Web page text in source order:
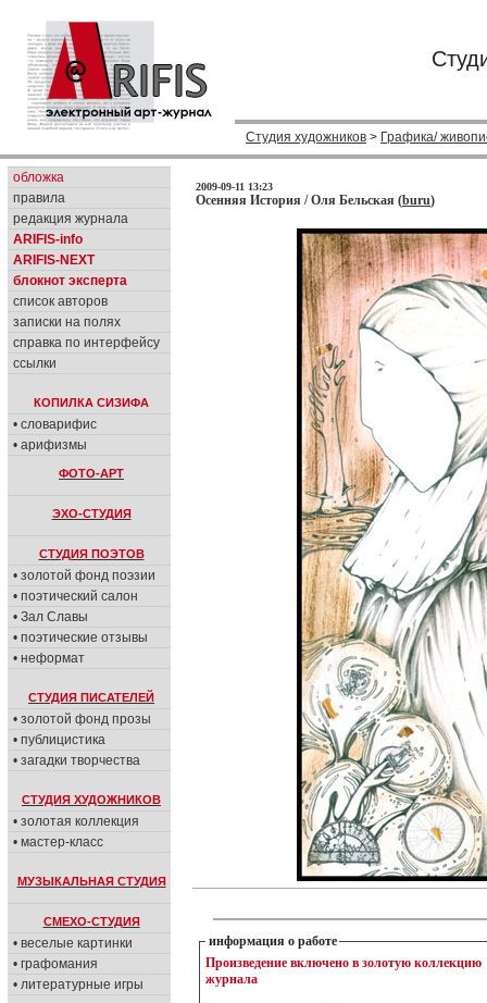
Студия художников > Графика/
обложка
правила
редакция журнала
ARIFIS-info
ARIFIS-NEXT
блокнот эксперта
список авторов
записки на полях
справка по интерфейсу
ссылки
КОПИЛКА СИЗИФА
• словарифис
• арифизмы
ФОТО-АРТ
ЭХО-СТУДИЯ
СТУДИЯ ПОЭТОВ
• золотой фонд поэзии
• поэтический салон
• Зал Славы
• поэтические отзывы
• неформат
СТУДИЯ ПИСАТЕЛЕЙ
• золотой фонд прозы
• публицистика
• загадки творчества
СТУДИЯ ХУДОЖНИКОВ
• золотая коллекция
• мастер-класс
МУЗЫКАЛЬНАЯ СТУДИЯ
СМЕХО-СТУДИЯ
• веселые картинки
• графомания
• литературные игры
2009-09-11 13:23
Осенняя История / Оля Бельская (buru)
информация о работе
Произведение включено в золотую коллекцию
журнала